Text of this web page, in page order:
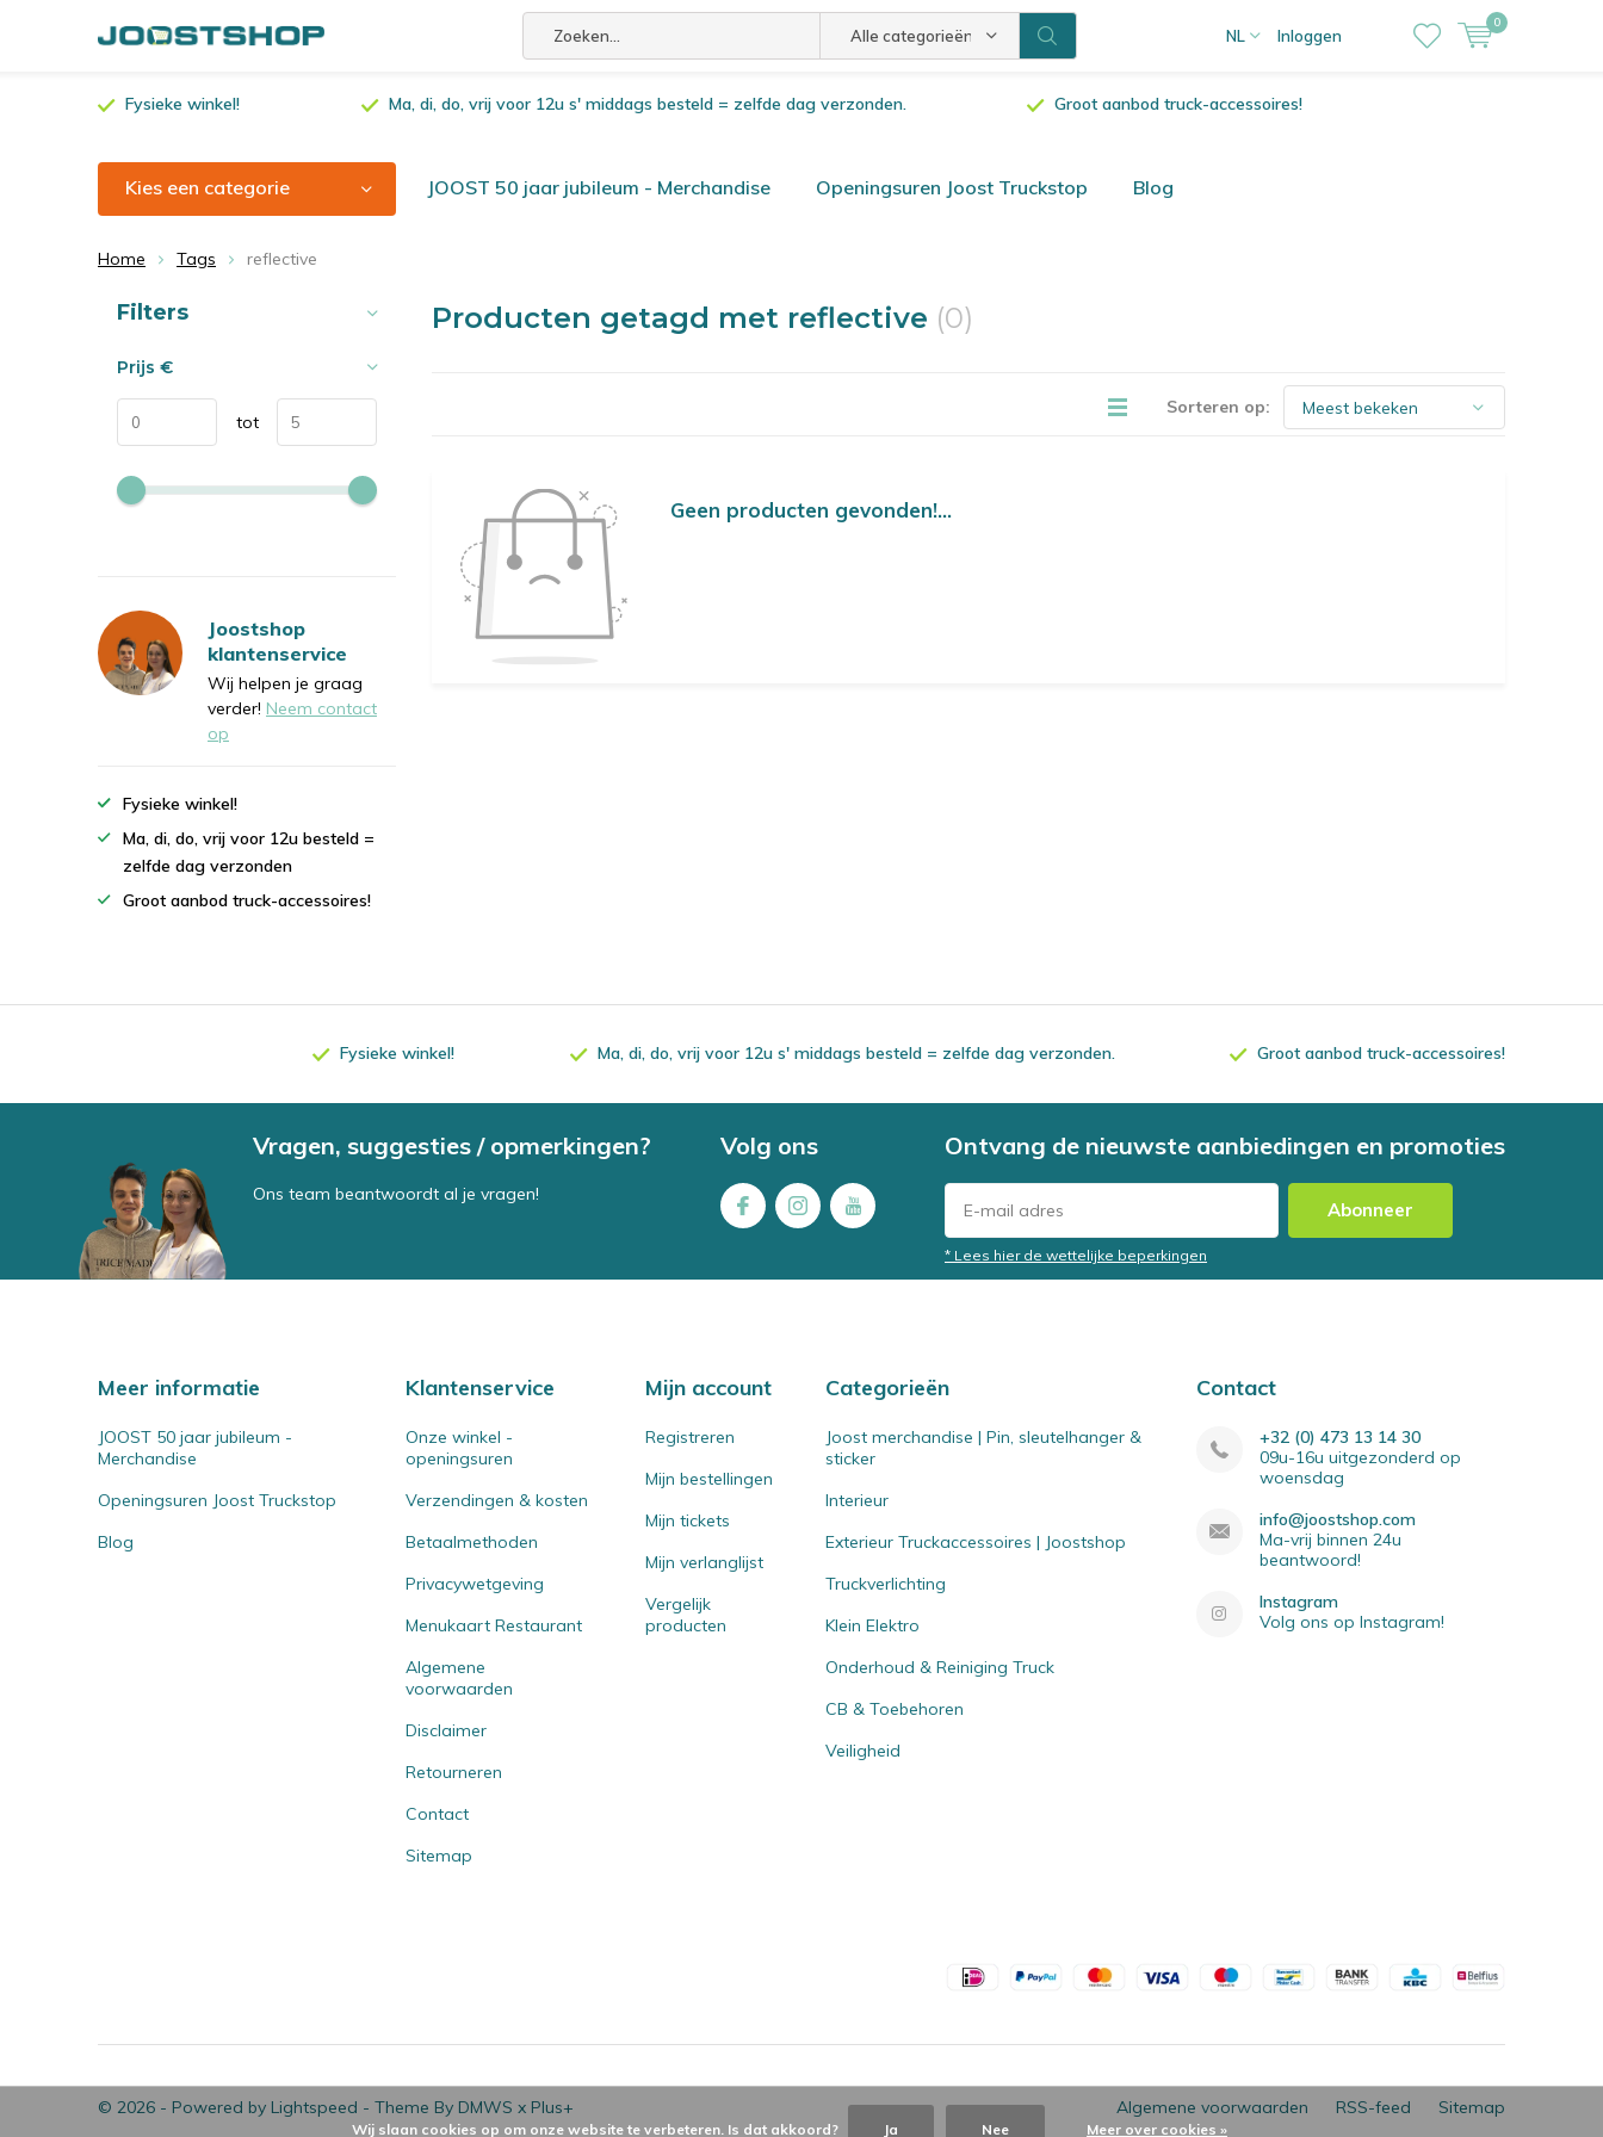
Alle categorieën NL Inloggen
0
Fysieke winkel! Ma, di, do, vrij voor 12u s' middags besteld = zelfde dag verzonden. Groot aanbod truck-accessoires!
Kies een categorie JOOST 50 jaar jubileum - Merchandise Openingsuren Joost Truckstop Blog
Home Tags reflective
Producten getagd met reflective (0)
Sorteren op:
Geen producten gevonden!...
Sorteren op:
Filters
Prijs €
tot
Joostshop
klantenservice
Wij helpen je graag
verder! Neem contact
op
Fysieke winkel!
Ma, di, do, vrij voor 12u besteld =
zelfde dag verzonden
Groot aanbod truck-accessoires!
Fysieke winkel! Ma, di, do, vrij voor 12u s' middags besteld = zelfde dag verzonden. Groot aanbod truck-accessoires!
Vragen, suggesties / opmerkingen?
Ons team beantwoordt al je vragen!
Volg ons Ontvang de nieuwste aanbiedingen en promoties
Abonneer
* Lees hier de wettelijke beperkingen
Meer informatie
JOOST 50 jaar jubileum -
Merchandise
Openingsuren Joost Truckstop
Blog
Klantenservice
Onze winkel -
openingsuren
Verzendingen & kosten
Betaalmethoden
Privacywetgeving
Menukaart Restaurant
Algemene
voorwaarden
Disclaimer
Retourneren
Contact
Sitemap
Mijn account
Registreren
Mijn bestellingen
Mijn tickets
Mijn verlanglijst
Vergelijk
producten
Categorieën
Joost merchandise | Pin, sleutelhanger &
sticker
Interieur
Exterieur Truckaccessoires | Joostshop
Truckverlichting
Klein Elektro
Onderhoud & Reiniging Truck
CB & Toebehoren
Veiligheid
Contact
+32 (0) 473 13 14 30
09u-16u uitgezonderd op
woensdag
info@joostshop.com
Ma-vrij binnen 24u
beantwoord!
Instagram
Volg ons op Instagram!
© 2026 - Powered by Lightspeed - Theme By DMWS x Plus+ Algemene voorwaarden RSS-feed Sitemap
Wij slaan cookies op om onze website te verbeteren. Is dat akkoord? Ja Nee Meer over cookies »